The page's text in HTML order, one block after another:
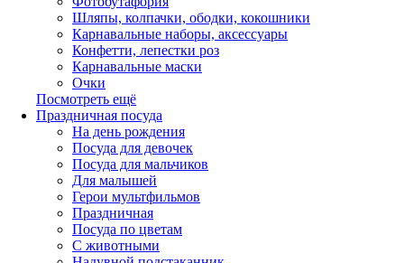
Шляпы, колпачки, ободки, кокошники
Карнавальные наборы, аксессуары
Конфетти, лепестки роз
Карнавальные маски
Очки
Посмотреть ещё
Праздничная посуда
На день рождения
Посуда для девочек
Посуда для мальчиков
Для малышей
Герои мультфильмов
Праздничная
Посуда по цветам
С животными